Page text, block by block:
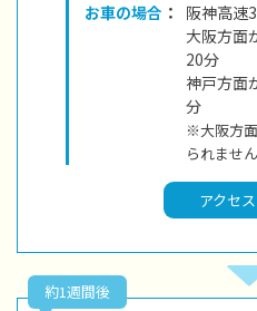
お車の場合 ：
阪神高速
大阪方面
20分
神戸方面
分
※大阪方
られません
アクセ
約1週間後